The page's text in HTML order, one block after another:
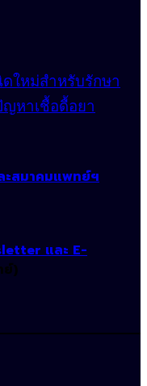
ใหม่สำหรับรักษา
ญหาเชื้อดื้อยา
ะสมาคมแพทย์ฯ
และ E-
ย์)